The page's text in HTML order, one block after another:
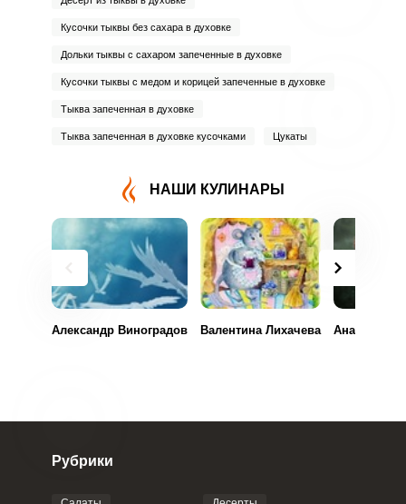
Кусочки тыквы без сахара в духовке
Дольки тыквы с сахаром запеченные в духовке
Кусочки тыквы с медом и корицей запеченные в духовке
Тыква запеченная в духовке
Тыква запеченная в духовке кусочками Цукаты
НАШИ КУЛИНАРЫ
Александр Виноградов Валентина Лихачева Анастасия
Рубрики